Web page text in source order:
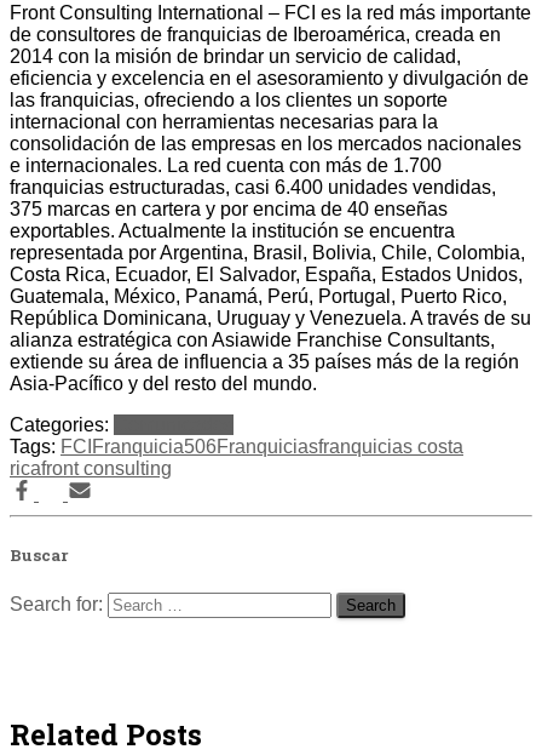
Front Consulting International – FCI es la red más importante
de consultores de franquicias de Iberoamérica, creada en
2014 con la misión de brindar un servicio de calidad,
eficiencia y excelencia en el asesoramiento y divulgación de
las franquicias, ofreciendo a los clientes un soporte
internacional con herramientas necesarias para la
consolidación de las empresas en los mercados nacionales
e internacionales. La red cuenta con más de 1.700
franquicias estructuradas, casi 6.400 unidades vendidas,
375 marcas en cartera y por encima de 40 enseñas
exportables. Actualmente la institución se encuentra
representada por Argentina, Brasil, Bolivia, Chile, Colombia,
Costa Rica, Ecuador, El Salvador, España, Estados Unidos,
Guatemala, México, Panamá, Perú, Portugal, Puerto Rico,
República Dominicana, Uruguay y Venezuela. A través de su
alianza estratégica con Asiawide Franchise Consultants,
extiende su área de influencia a 35 países más de la región
Asia-Pacífico y del resto del mundo.
Categories:
Tags: FCI Franquicia506Franquiciasfranquicias costa
ricafront consulting
Buscar
Search for:
Related Posts